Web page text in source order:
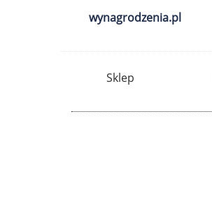
wynagrodzenia.pl
Sklep